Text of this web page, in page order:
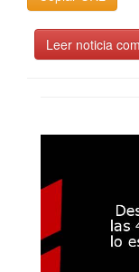
Leer noticia